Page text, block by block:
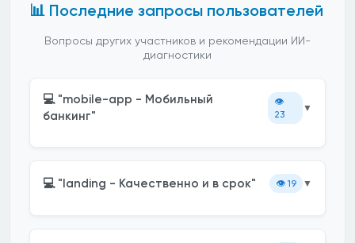
📊 Последние запросы пользователей
Вопросы других участников и рекомендации ИИ-
диагностики
💻 "mobile-app - Мобильный
банкинг"
👁️
23
▼
💻 "landing - Качественно и в срок" 👁️ 19 ▼